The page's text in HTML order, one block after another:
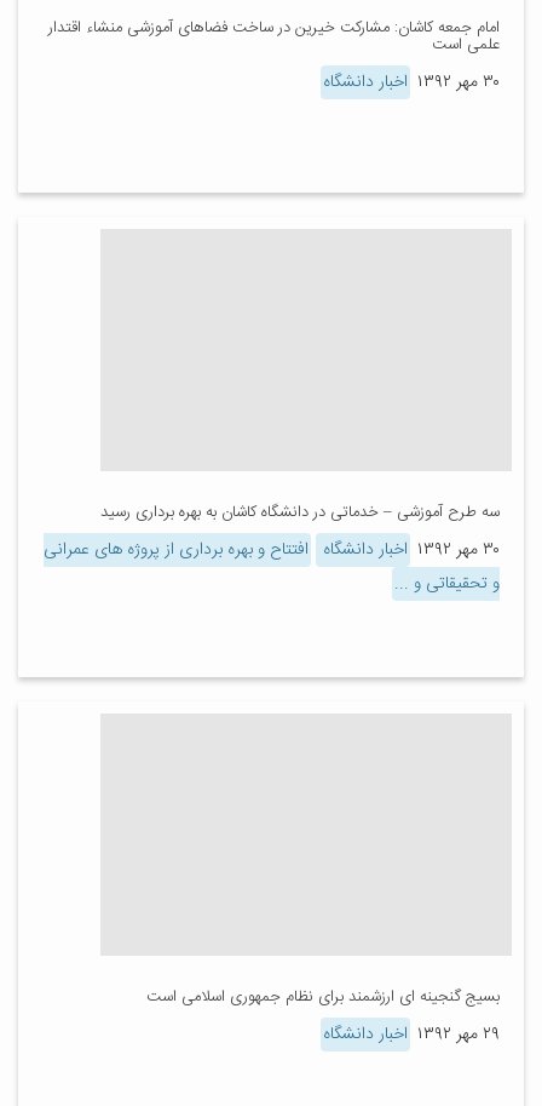
امام جمعه کاشان: مشارکت خیرین در ساخت فضاهای آموزشی منشاء اقتدار
علمی است
۳۰ مهر ۱۳۹۲ اخبار دانشگاه
سه طرح آموزشی – خدماتی در دانشگاه کاشان به بهره برداری رسید
۳۰ مهر ۱۳۹۲ اخبار دانشگاه افتتاح و بهره برداری از پروژه های عمرانی
و تحقیقاتی و ...
بسیج گنجینه ای ارزشمند برای نظام جمهوری اسلامی است
۲۹ مهر ۱۳۹۲ اخبار دانشگاه